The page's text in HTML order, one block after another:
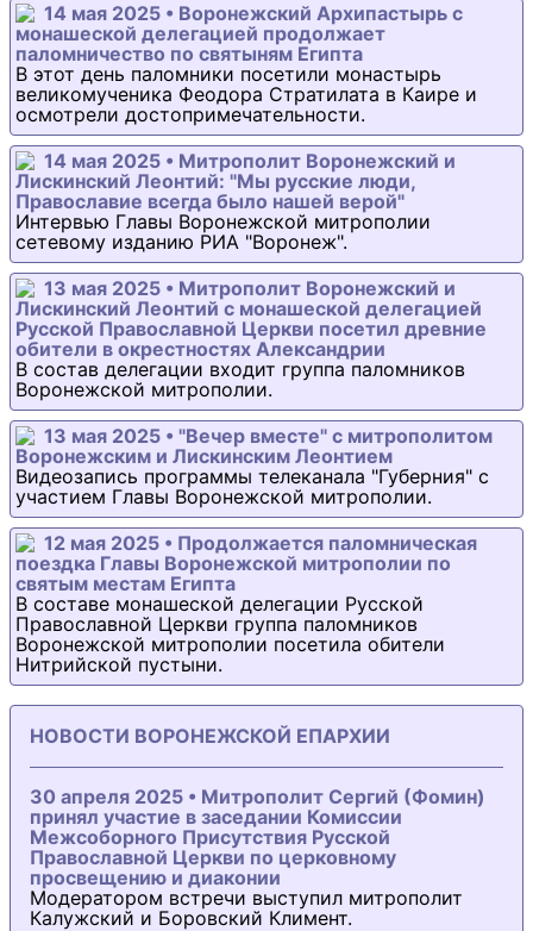
14 мая 2025 • Воронежский Архипастырь с
монашеской делегацией продолжает
паломничество по святыням Египта
В этот день паломники посетили монастырь
великомученика Феодора Стратилата в Каире и
осмотрели достопримечательности.
14 мая 2025 • Митрополит Воронежский и
Лискинский Леонтий: "Мы русские люди,
Православие всегда было нашей верой"
Интервью Главы Воронежской митрополии
сетевому изданию РИА "Воронеж".
13 мая 2025 • Митрополит Воронежский и
Лискинский Леонтий с монашеской делегацией
Русской Православной Церкви посетил древние
обители в окрестностях Александрии
В состав делегации входит группа паломников
Воронежской митрополии.
13 мая 2025 • "Вечер вместе" с митрополитом
Воронежским и Лискинским Леонтием
Видеозапись программы телеканала "Губерния" с
участием Главы Воронежской митрополии.
12 мая 2025 • Продолжается паломническая
поездка Главы Воронежской митрополии по
святым местам Египта
В составе монашеской делегации Русской
Православной Церкви группа паломников
Воронежской митрополии посетила обители
Нитрийской пустыни.
НОВОСТИ ВОРОНЕЖСКОЙ ЕПАРХИИ
30 апреля 2025 • Митрополит Сергий (Фомин)
принял участие в заседании Комиссии
Межсоборного Присутствия Русской
Православной Церкви по церковному
просвещению и диаконии
Модератором встречи выступил митрополит
Калужский и Боровский Климент.